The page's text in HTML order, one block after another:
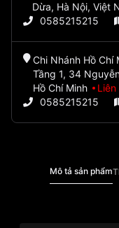
Dừa, Hà Nội, Việt
0585215215
Chi Nhánh Hồ Chí
Tầng 1, 34
Hồ Chí Minh
Liên
0585215215
Mô tả sản phẩm